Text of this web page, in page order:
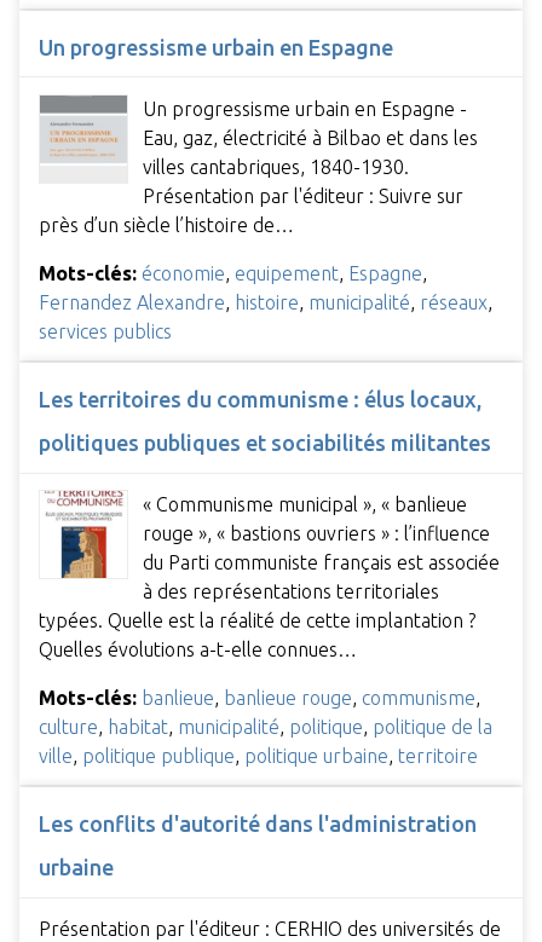
Un progressisme urbain en Espagne
Un progressisme urbain en Espagne -
Eau, gaz, électricité à Bilbao et dans les
villes cantabriques, 1840-1930.
Présentation par l'éditeur : Suivre sur
près d’un siècle l’histoire de…
Mots-clés: économie, equipement, Espagne,
Fernandez Alexandre, histoire, municipalité, réseaux,
services publics
Les territoires du communisme : élus locaux,
politiques publiques et sociabilités militantes
« Communisme municipal », « banlieue
rouge », « bastions ouvriers » : l’influence
du Parti communiste français est associée
à des représentations territoriales
typées. Quelle est la réalité de cette implantation ?
Quelles évolutions a-t-elle connues…
Mots-clés: banlieue, banlieue rouge, communisme,
culture, habitat, municipalité, politique, politique de la
ville, politique publique, politique urbaine, territoire
Les conflits d'autorité dans l'administration
urbaine
Présentation par l'éditeur : CERHIO des universités de